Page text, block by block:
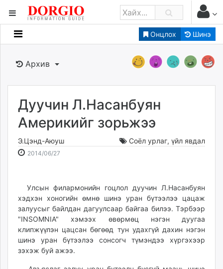
Онцлох Шинэ
Мэдээллийн
Банк санхүү
Бизнес ААН
Төрийн
Нийслэлийн
dorgio.mn
Gogo.mn
Baabar.mn
tovch.mn
ikon.mn
mnb.mn
Livetv.mn
Архив
Дуучин Л.Насанбуян
Америкийг зорьжээ
Э.Цэнд-Аюуш Соёл урлаг, үйл явдал
2014/06/27
20:22:45
06:09:20
Улсын филармонийн гоцлол дуучин Л.Насанбуян
хэдхэн хоногийн өмнө шинэ уран бүтээлээ цацаж
залуусыг байлдан дагуулсаар байгаа билээ. Тэрбээр
"INSOMNIA" хэмээх өвөрмөц нэгэн дуугаа
клипжүүлэн цацсан бөгөөд тун удахгүй дахин нэгэн
шинэ уран бүтээлээ сонсогч түмэндээ хүргэхээр
зэхэж буй ажээ.